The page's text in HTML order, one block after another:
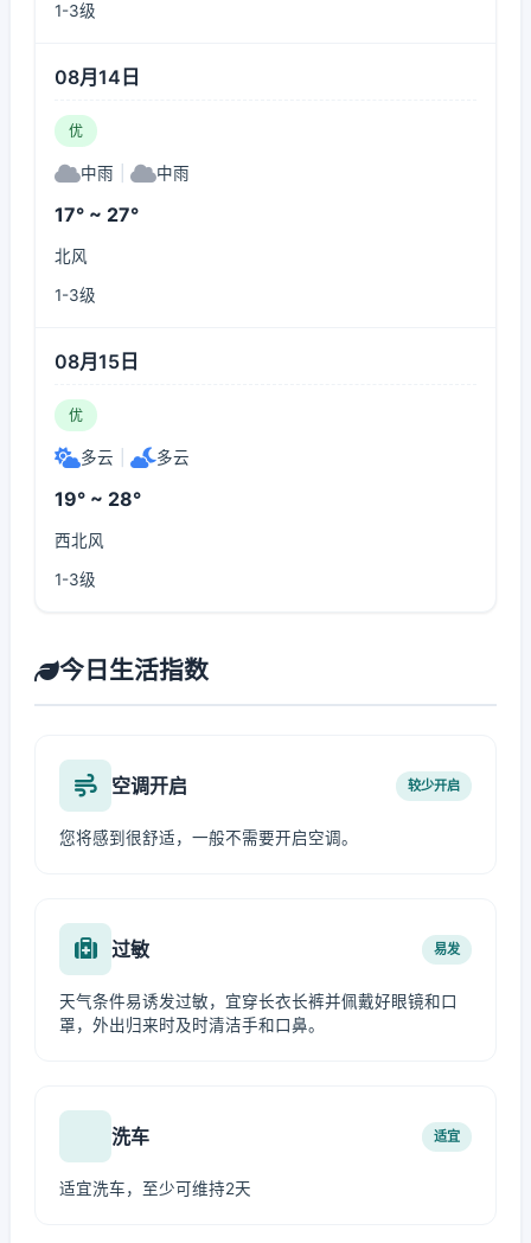
1-3级
08月14日
优
中雨 中雨
17° ~ 27°
北风
1-3级
08月15日
优
多云 多云
19° ~ 28°
西北风
1-3级
今日生活指数
空调开启 较少开启
您将感到很舒适，一般不需要开启空调。
过敏 易发
天气条件易诱发过敏，宜穿长衣长裤并佩戴好眼镜和口
罩，外出归来时及时清洁手和口鼻。
洗车 适宜
适宜洗车，至少可维持2天